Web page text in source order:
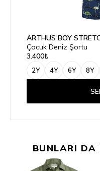
ARTHUS BOY
Çocuk Deniz Şortu
3.400₺
2Y 4Y 6Y 8Y
BUNLARI DA